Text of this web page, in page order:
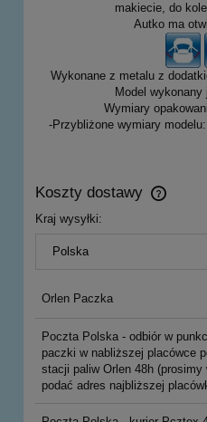
makiecie, do
Autko ma
Wykonane z metalu z
Model
Wymiary
-Przybliżone wymiary
Koszty dostawy
Cena nie zawiera ewentualnych
Kraj wysyłki:
Orlen Paczka
Poczta Polska - odbiór w
paczki w nabliższej placówce
stacji paliw Orlen 48h (prosimy
podać adres najbliższej